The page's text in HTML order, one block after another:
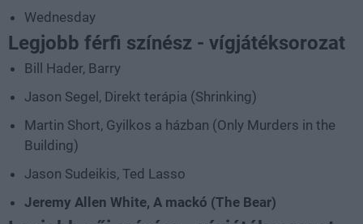
Wednesday
Legjobb férfi színész - vígjátéksorozat
Bill Hader, Barry
Jason Segel, Direkt terápia (Shrinking)
Martin Short, Gyilkos a házban (Only Murders in the
Building)
Jason Sudeikis, Ted Lasso
Jeremy Allen White, A mackó (The Bear)